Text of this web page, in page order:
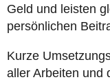
Geld und leisten
persönlichen
Kurze
aller Arbeiten und